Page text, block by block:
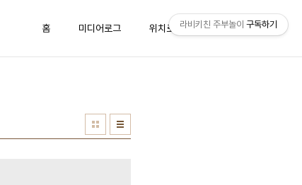
홈 미디어로그 위치로그 방명록
라비키친 주부놀이 구독하기